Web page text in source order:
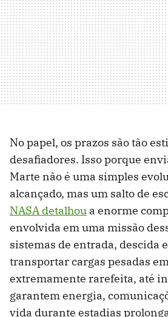
No papel, os prazos são tão
desafiadores. Isso porque
Marte não é uma simples
alcançado, mas um salto de
NASA detalhou a enorme
envolvida em uma missão
sistemas de entrada, descida
transportar cargas pesadas
extremamente rarefeita, até
garantem energia,
vida durante estadias